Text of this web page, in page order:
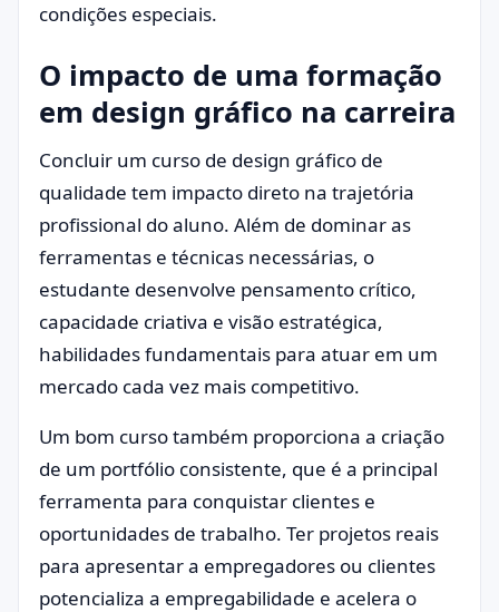
condições especiais.
O impacto de uma formação
em design gráfico na carreira
Concluir um curso de design gráfico de
qualidade tem impacto direto na trajetória
profissional do aluno. Além de dominar as
ferramentas e técnicas necessárias, o
estudante desenvolve pensamento crítico,
capacidade criativa e visão estratégica,
habilidades fundamentais para atuar em um
mercado cada vez mais competitivo.
Um bom curso também proporciona a criação
de um portfólio consistente, que é a principal
ferramenta para conquistar clientes e
oportunidades de trabalho. Ter projetos reais
para apresentar a empregadores ou clientes
potencializa a empregabilidade e acelera o